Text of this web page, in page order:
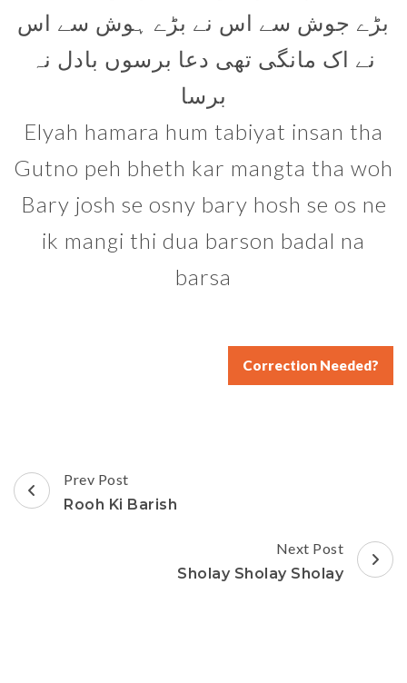
بڑے جوش سے اس نے بڑے ہوش سے اس
نے اک مانگی تھی دعا برسوں بادل نہ
برسا
Elyah hamara hum tabiyat insan tha
Gutno peh bheth kar mangta tha woh
Bary josh se osny bary hosh se os ne
ik mangi thi dua barson badal na
barsa
Correction Needed?
Post
Navigation
Prev Post
Rooh Ki Barish
Next Post
Sholay Sholay Sholay